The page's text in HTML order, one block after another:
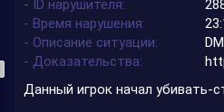
- ID нарушителя
- Время нарушения
- Описание ситуации
DM
- Доказательства
Данный игрок начал убивать-